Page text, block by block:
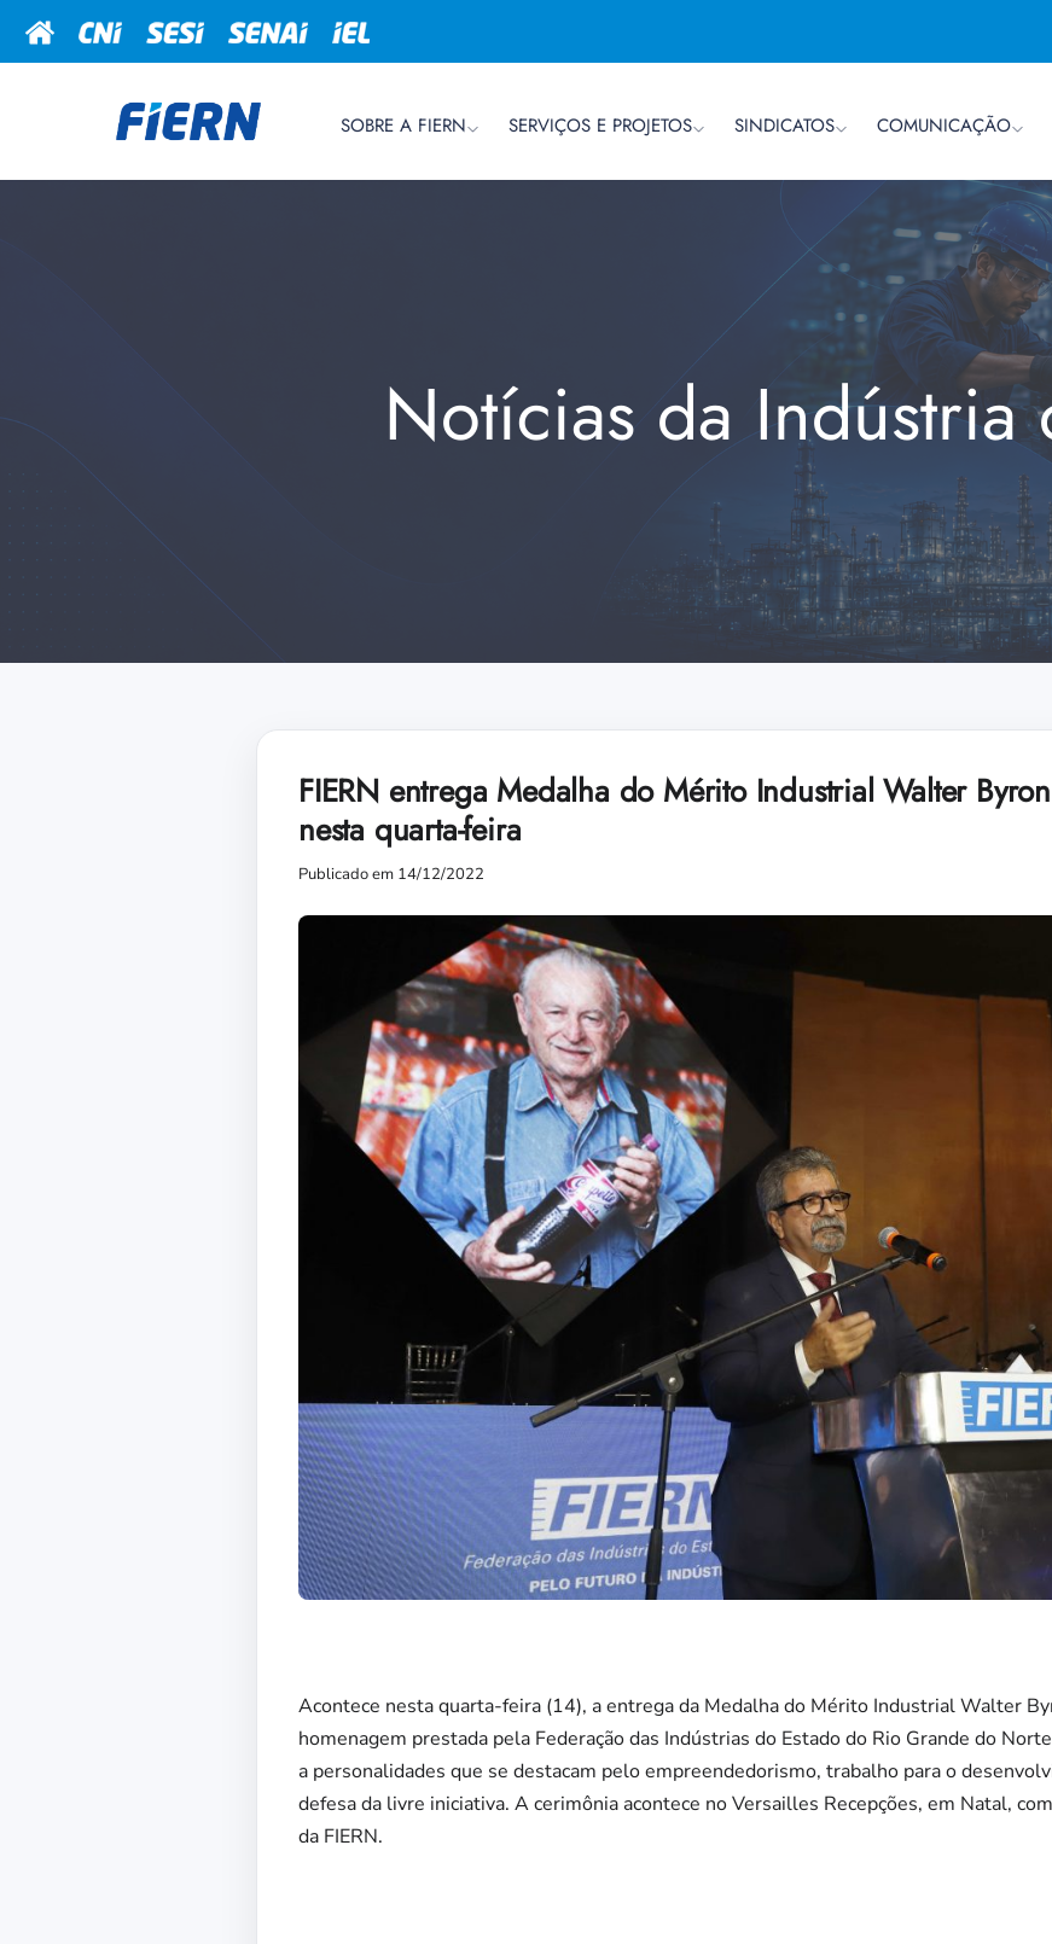
SOBRE A FIERN SERVIÇOS E PROJETOS SINDICATOS COMUNICAÇÃO
Notícias da Indústria
FIERN entrega Medalha do Mérito Industrial Walter
nesta quarta-feira
Publicado em 14/12/2022
Acontece nesta quarta-feira (14), a entrega da Medalha do Mérito Industrial Walter
homenagem prestada pela Federação das Indústrias do Estado do Rio Grande do
a personalidades que se destacam pelo empreendedorismo, trabalho para o
defesa da livre iniciativa. A cerimônia acontece no Versailles Recepções, em Natal,
da FIERN.